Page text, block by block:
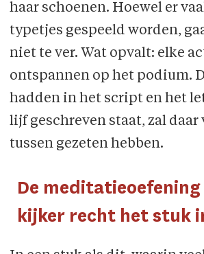
haar schoenen. Hoewel er
typetjes gespeeld worden,
niet te ver. Wat opvalt: elke
ontspannen op het podium.
hadden in het script en het
lijf geschreven staat, zal daar
tussen gezeten hebben.
De
kijker recht het stuk